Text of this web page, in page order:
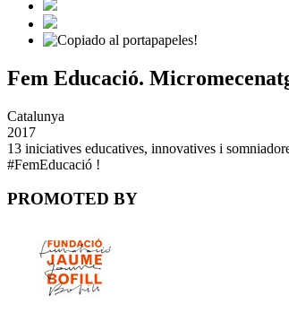
Fem Educació.
Catalunya
2017
13 iniciatives educatives, innovatives i
#FemEducació !
PROMOTED BY